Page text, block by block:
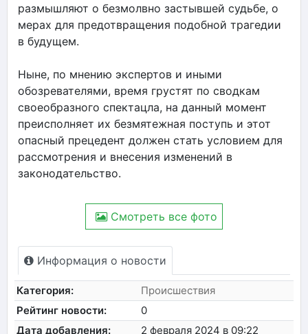
размышляют о безмолвно застывшей судьбе, о
мерах для предотвращения подобной трагедии
в будущем.
Ныне, по мнению экспертов и иными
обозревателями, время грустят по сводкам
своеобразного спектацла, на данный момент
преисполняет их безмятежная поступь и этот
опасный прецедент должен стать условием для
рассмотрения и внесения изменений в
законодательство.
Смотреть все фото
Информация о новости
Категория:
Происшествия
Рейтинг новости:
0
Дата добавления:
2 февраля 2024 в 09:22